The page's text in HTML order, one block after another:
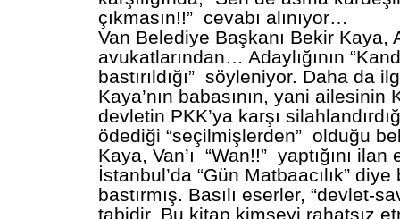
çıkmasın!!” cevabı alınıyor…
Van Belediye Başkanı Bekir Kaya,
avukatlarından… Adaylığının
bastırıldığı” söyleniyor. Daha da
Kaya’nın babasının, yani ailesinin
devletin PKK’ya karşı
ödediği “seçilmişlerden” olduğu
Kaya, Van’ı “Wan!!” yaptığını ilan
İstanbul’da “Gün Matbaacılık”
bastırmış. Basılı eserler, “devlet-
tabidir. Bu kitap kimseyi rahatsız